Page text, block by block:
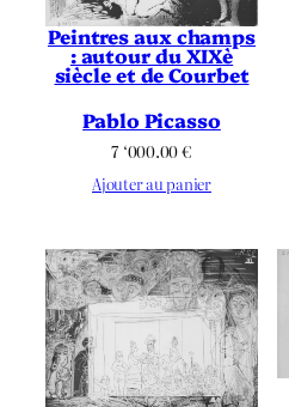
Peintres aux champs
: autour du XIXè
siècle et de Courbet
Pablo Picasso
7 ‘000.00€
Ajouter au panier